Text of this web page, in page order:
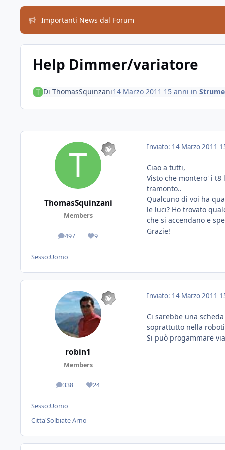
Importanti News dal Forum
Help Dimmer/variatore
Di ThomasSquinzani14 Marzo 2011 15 anni in
ThomasSquinzani
Members
497
messaggi9
Reputazione
Sesso:Uomo
Inviato: 14 Marzo 2011
Ciao a tutti,
Visto che montero' i
tramonto..
Qualcuno di voi ha
le luci? Ho trovato
che si accendano e
Grazie!
robin1
Members
338
messaggi24
Reputazione
Sesso:Uomo
Citta'Solbiate Arno
Inviato: 14 Marzo 2011
Ci sarebbe una
soprattutto nella
Si può progammare